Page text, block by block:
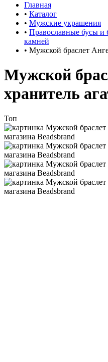
Главная
• Каталог
• Мужские украшения
• Православные бусы и
камней
• Мужской браслет
Мужской
хранитель
Топ